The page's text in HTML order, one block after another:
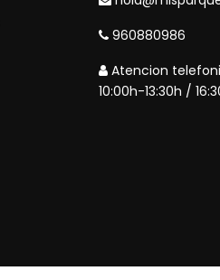
960880986
Atencion
10:00h-13:30h /